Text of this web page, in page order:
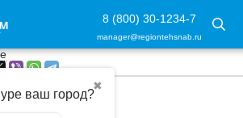
8 (800) 30-1234-7
manager@regiontehsnab.ru
✖
ваш город?
УПОРЫ, УСИЛИТЕЛИ